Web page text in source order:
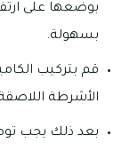
بوضعها على
بسهولة.
قم بتركيب
الأشرطة
بعد ذلك يجب